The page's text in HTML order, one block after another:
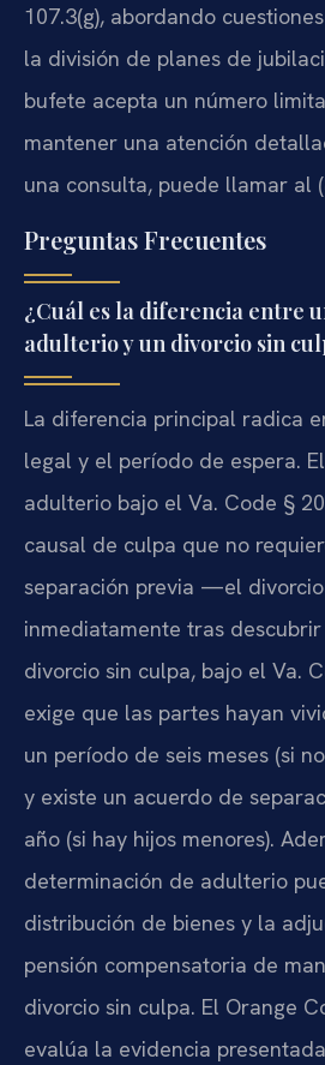
107.3(g), abordando
la división de planes de
bufete acepta un número
mantener una atención
una consulta, puede llamar al
Preguntas Frecuentes
¿Cuál es la diferencia entre
adulterio y un divorcio sin
La diferencia principal radica
legal y el período de espera.
adulterio bajo el Va. Code §
causal de culpa que no
separación previa —el
inmediatamente tras
divorcio sin culpa, bajo el Va.
exige que las partes hayan
un período de seis meses (si
y existe un acuerdo de
año (si hay hijos menores).
determinación de adulterio
distribución de bienes y la
pensión compensatoria de
divorcio sin culpa. El Orange
evalúa la evidencia